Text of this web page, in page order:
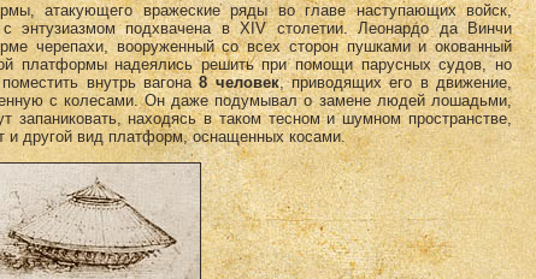
атакующего вражеские ряды во главе наступающих войск,
энтузиазмом подхвачена в XIV столетии. Леонардо да Винчи
черепахи, вооруженный со всех сторон пушками и окованный
платформы надеялись решить при помощи парусных судов, но
внутрь вагона8 человек, приводящих его в движение,
с колесами. Он даже подумывал о замене людей лошадьми,
запаниковать, находясь в таком тесном и шумном пространстве,
и другой вид платформ, оснащенных косами.